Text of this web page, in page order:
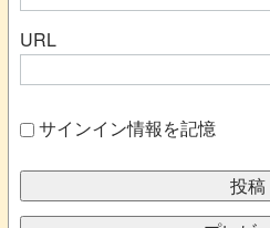
URL
サインイン情報を記憶